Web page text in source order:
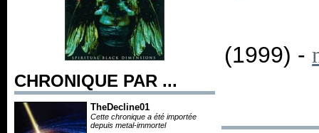
CHRONIQUE PAR ...
TheDecline01
Cette chronique a été importée
depuis metal-immortel
(1999) -